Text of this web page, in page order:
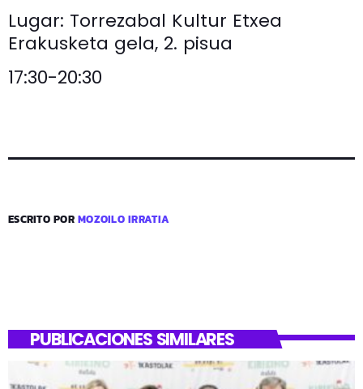
Lugar: Torrezabal Kultur Etxea
Erakusketa gela, 2. pisua
17:30-20:30
ESCRITO PORMOZOILO IRRATIA
PUBLICACIONES SIMILARES